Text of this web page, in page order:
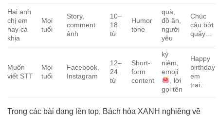
Hai anh
chị em
hay cà
khịa
Mọi
tuổi
Story,
comment
ảnh
10–
18
từ
Humor
tone
quà,
đồ ăn,
người
yêu
Chúc
cậu bớt
quậy…
Muốn
viết STT
Mọi
tuổi
Facebook,
Instagram
12–
24
từ
Short-
form
content
kỷ
niệm,
emoji
, lời
gọi tên
Happy
birthday
em
trai…
Trong các bài đang lên top, Bách hóa XANH nghiêng về